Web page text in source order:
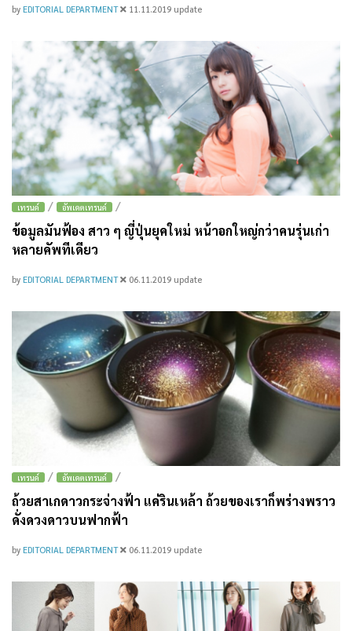
by EDITORIAL DEPARTMENT 11.11.2019 update
เทรนด์ / อัพเดตเทรนด์ /
ข้อมูลมันฟ้อง สาว ๆ ญี่ปุ่นยุคใหม่ หน้าอกใหญ่กว่าคนรุ่นเก่า
หลายคัพทีเดียว
by EDITORIAL DEPARTMENT 06.11.2019 update
เทรนด์ / อัพเดตเทรนด์ /
ถ้วยสาเกดาวกระจ่างฟ้า แค่รินเหล้า ถ้วยของเราก็พร่างพราว
ดั่งดวงดาวบนฟากฟ้า
by EDITORIAL DEPARTMENT 06.11.2019 update